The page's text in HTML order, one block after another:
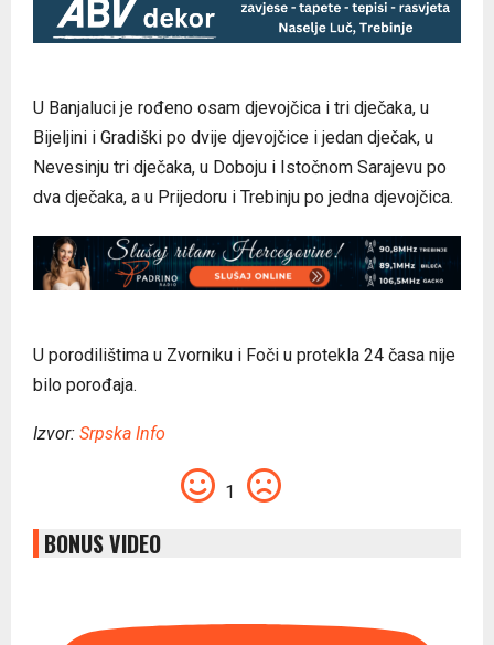
U Banjaluci je rođeno osam djevojčica i tri dječaka, u
Bijeljini i Gradiški po dvije djevojčice i jedan dječak, u
Nevesinju tri dječaka, u Doboju i Istočnom Sarajevu po
dva dječaka, a u Prijedoru i Trebinju po jedna djevojčica.
U porodilištima u Zvorniku i Foči u protekla 24 časa nije
bilo porođaja.
Izvor: Srpska Info
1
BONUS VIDEO